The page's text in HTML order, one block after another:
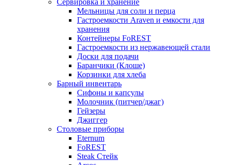
Мельницы для соли и перца
Гастроемкости Araven и емкости для
хранения
Контейнеры FoREST
Гастроемкости из нержавеющей стали
Доски для подачи
Баранчики (Клоше)
Корзинки для хлеба
Барный инвентарь
Сифоны и капсулы
Молочник (питчер/джаг)
Гейзеры
Джиггер
Столовые приборы
Eternum
FoREST
Steak Стейк